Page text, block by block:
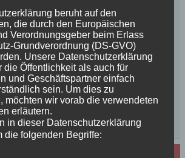
sind
Freundschaften der Schurkeneltern
schickt Grüße
wahre Liebe
BenBenkinder schicken
beruht auf den
die durch den Europäischen
Verordnungsgeber beim Erlass
Grundverordnung (DS-GVO)
Unsere Datenschutzerklärung
die Öffentlichkeit als auch für
und Geschäftspartner einfach
sein. Um dies zu
möchten wir vorab die verwendeten
erläutern.
in dieser Datenschutzerklärung
die folgenden Begriffe: